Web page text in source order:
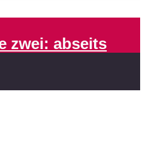
zwei: abseits